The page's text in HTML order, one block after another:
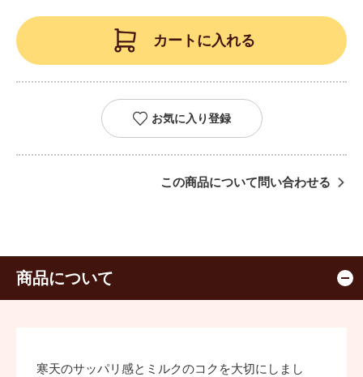
カートに入れる
お気に入り登録
この商品について問い合わせる
商品について
寒天のサッパリ感とミルクのコクを大切にしまし